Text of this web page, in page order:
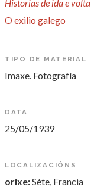
Historias de ida e volta
O exilio galego
TIPO DE MATERIAL
Imaxe. Fotografía
DATA
25/05/1939
LOCALIZACIÓNS
orixe:Sète, Francia